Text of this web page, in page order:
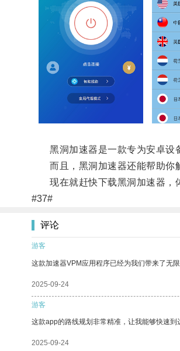
黑洞加速器是一款专为安卓设备
而且，黑洞加速器还能帮助你
现在就赶快下载黑洞加速器，体
#37#
评论
游客
这款加速器VPM应用程序已经为我们带来了无
2025-09-24
游客
这款app的路线规划非常精准，让我能够快速到
2025-09-24